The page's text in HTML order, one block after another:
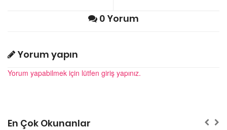
0 Yorum
Yorum yapın
Yorum yapabilmek için lütfen giriş yapınız.
En Çok Okunanlar